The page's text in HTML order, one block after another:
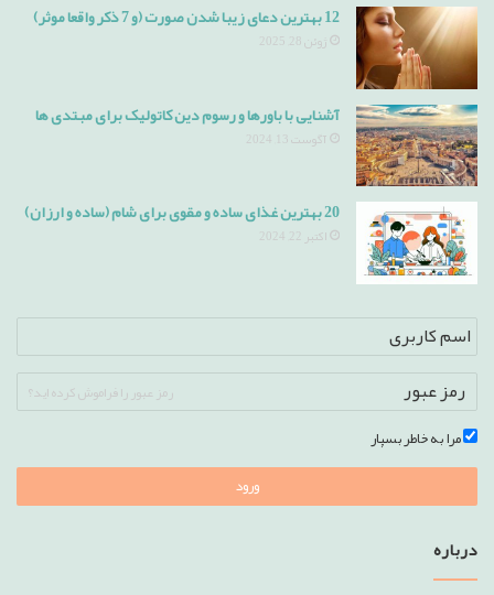
12 بهترین دعای زیبا شدن صورت (و 7 ذکر واقعا موثر)
ژوئن 28, 2025
آشنایی با باورها و رسوم دین کاتولیک برای مبتدی ها
آگوست 13, 2024
20 بهترین غذای ساده و مقوی برای شام (ساده و ارزان)
اکتبر 22, 2024
رمز عبور را فراموش کرده اید؟
مرا به خاطر بسپار
ورود
درباره